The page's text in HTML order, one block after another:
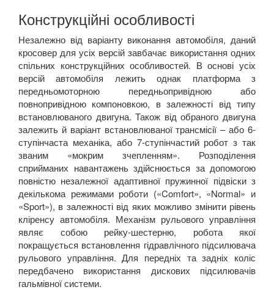
Конструкційні особливості
Незалежно від варіанту виконання автомобіля, даний
кросовер для усіх версій завбачає використання одних
спільних конструкційних особливостей. В основі усіх
версій автомобіля лежить однак платформа з
передньомоторною передньопривідною або
повнопривідною компоновкою, в залежності від типу
встановлюваного двигуна. Також від обраного двигуна
залежить й варіант встановлюваної трансмісії – або 6-
ступінчаста механіка, або 7-ступінчастий робот з так
званим «мокрим зчепленням». Розподілення
сприйманих навантажень здійснюється за допомогою
повністю незалежної адаптивної пружинної підвіски з
декількома режимами роботи («Comfort», «Normal» и
«Sport»), в залежності від яких можливо змінити рівень
кліренсу автомобіля. Механізм рульового управління
являє собою рейку-шестерню, робота якої
покращується встановлення гідравлічного підсилювача
рульового управління. Для передніх та задніх коліс
передбачено використання дискових підсилювачів
гальмівної системи.